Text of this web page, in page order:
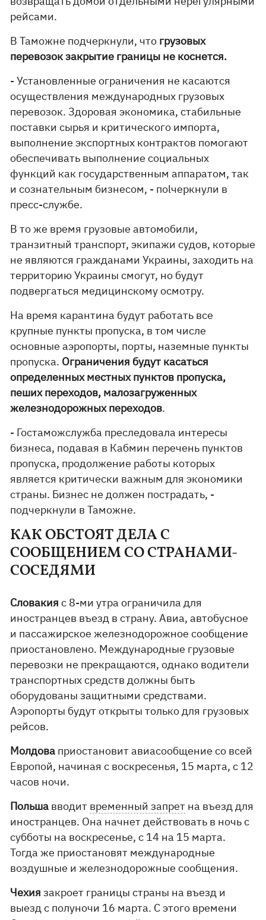
рейсами.
В Таможне подчеркнули, что грузовых
перевозок закрытие границы не коснется.
- Установленные ограничения не касаются
осуществления международных грузовых
перевозок. Здоровая экономика, стабильные
поставки сырья и критического импорта,
выполнение экспортных контрактов помогают
обеспечивать выполнение социальных
функций как государственным аппаратом, так
и сознательным бизнесом, - поlчеркнули в
пресс-службе.
В то же время грузовые автомобили,
транзитный транспорт, экипажи судов, которые
не являются гражданами Украины, заходить на
территорию Украины смогут, но будут
подвергаться медицинскому осмотру.
На время карантина будут работать все
крупные пункты пропуска, в том числе
основные аэропорты, порты, наземные пункты
пропуска. Ограничения будут касаться
определенных местных пунктов пропуска,
пеших переходов, малозагруженных
железнодорожных переходов.
- Гостаможслужба преследовала интересы
бизнеса, подавая в Кабмин перечень пунктов
пропуска, продолжение работы которых
является критически важным для экономики
страны. Бизнес не должен пострадать, -
подчеркнули в Таможне.
КАК ОБСТОЯТ ДЕЛА С
СООБЩЕНИЕМ СО СТРАНАМИ-
СОСЕДЯМИ
Словакия с 8-ми утра ограничила для
иностранцев въезд в страну. Авиа, автобусное
и пассажирское железнодорожное сообщение
приостановлено. Международные грузовые
перевозки не прекращаются, однако водители
транспортных средств должны быть
оборудованы защитными средствами.
Аэропорты будут открыты только для грузовых
рейсов.
Молдова приостановит авиасообщение со всей
Европой, начиная с воскресенья, 15 марта, с 12
часов ночи.
Польша вводит временный запрет на въезд для
иностранцев. Она начнет действовать в ночь с
субботы на воскресенье, с 14 на 15 марта.
Тогда же приостановят международные
воздушные и железнодорожные сообщения.
Чехия закроет границы страны на въезд и
выезд с полуночи 16 марта. С этого времени